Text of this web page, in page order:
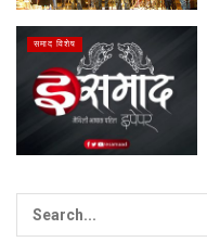
समाद विशेष